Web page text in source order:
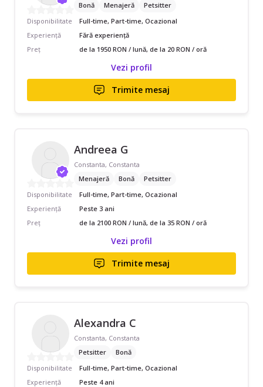
Bonă
Menajeră
Petsitter
Disponibilitate
Full-time, Part-time, Ocazional
Experiență
Fără experiență
Preț
de la 1950 RON / lună, de la 20 RON / oră
Vezi profil
Trimite mesaj
Andreea G
Constanta, Constanta
Menajeră
Bonă
Petsitter
Disponibilitate
Full-time, Part-time, Ocazional
Experiență
Peste 3 ani
Preț
de la 2100 RON / lună, de la 35 RON / oră
Vezi profil
Trimite mesaj
Alexandra C
Constanta, Constanta
Petsitter
Bonă
Disponibilitate
Full-time, Part-time, Ocazional
Experiență
Peste 4 ani